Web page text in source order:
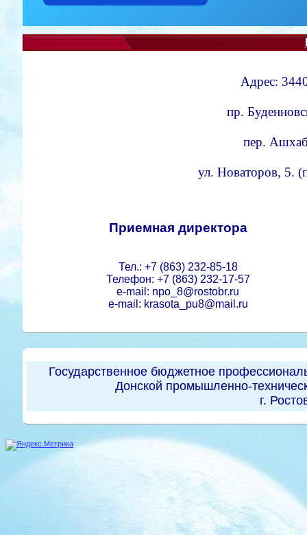
Адрес:
пр.
пер.
ул. Новаторов, 5.
Приемная директора
Тел.: +7 (863) 232-85-18
Телефон: +7 (863) 232-17-57
e-mail: npo_8@rostobr.ru
e-mail: krasota_pu8@mail.ru
Государственное бюджетное
Донской промышленно-
г.